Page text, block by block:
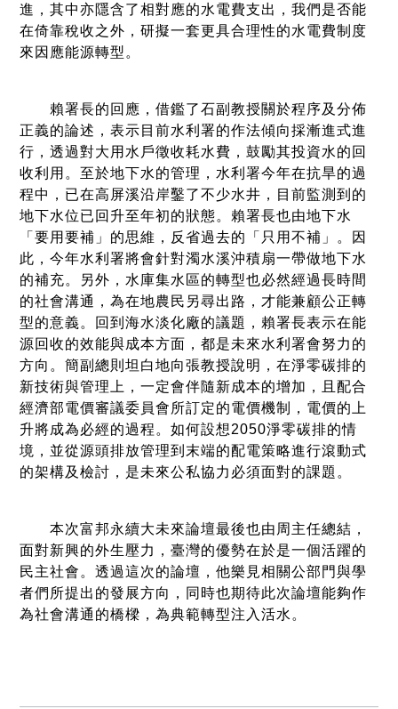
進，其中亦隱含了相對應的水電費支出，我們是否能
在倚靠稅收之外，研擬一套更具合理性的水電費制度
來因應能源轉型。
賴署長的回應，借鑑了石副教授關於程序及分佈
正義的論述，表示目前水利署的作法傾向採漸進式進
行，透過對大用水戶徵收耗水費，鼓勵其投資水的回
收利用。至於地下水的管理，水利署今年在抗旱的過
程中，已在高屏溪沿岸鑿了不少水井，目前監測到的
地下水位已回升至年初的狀態。賴署長也由地下水
「要用要補」的思維，反省過去的「只用不補」。因
此，今年水利署將會針對濁水溪沖積扇一帶做地下水
的補充。另外，水庫集水區的轉型也必然經過長時間
的社會溝通，為在地農民另尋出路，才能兼顧公正轉
型的意義。回到海水淡化廠的議題，賴署長表示在能
源回收的效能與成本方面，都是未來水利署會努力的
方向。簡副總則坦白地向張教授說明，在淨零碳排的
新技術與管理上，一定會伴隨新成本的增加，且配合
經濟部電價審議委員會所訂定的電價機制，電價的上
升將成為必經的過程。如何設想2050淨零碳排的情
境，並從源頭排放管理到末端的配電策略進行滾動式
的架構及檢討，是未來公私協力必須面對的課題。
本次富邦永續大未來論壇最後也由周主任總結，
面對新興的外生壓力，臺灣的優勢在於是一個活躍的
民主社會。透過這次的論壇，他樂見相關公部門與學
者們所提出的發展方向，同時也期待此次論壇能夠作
為社會溝通的橋樑，為典範轉型注入活水。